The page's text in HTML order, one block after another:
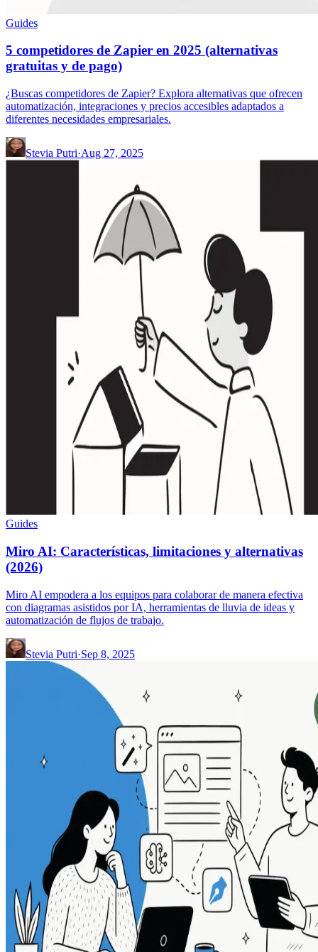
Guides
5 competidores de Zapier en 2025 (alternativas
gratuitas y de pago)
¿Buscas competidores de Zapier? Explora alternativas que ofrecen
automatización, integraciones y precios accesibles adaptados a
diferentes necesidades empresariales.
Stevia Putri·Aug 27, 2025
Guides
Miro AI: Características, limitaciones y alternativas
(2026)
Miro AI empodera a los equipos para colaborar de manera efectiva
con diagramas asistidos por IA, herramientas de lluvia de ideas y
automatización de flujos de trabajo.
Stevia Putri·Sep 8, 2025